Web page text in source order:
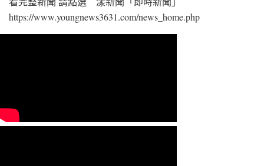
https://www.youngnews3631.com/news_home.php